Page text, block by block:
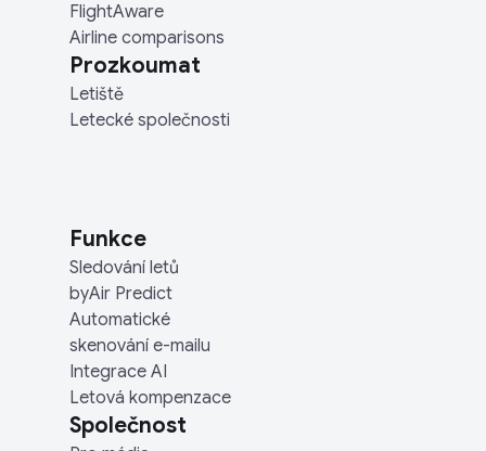
FlightAware
Airline comparisons
Prozkoumat
Letiště
Letecké společnosti
Funkce
Sledování letů
byAir Predict
Automatické
skenování e-mailu
Integrace AI
Letová kompenzace
Společnost